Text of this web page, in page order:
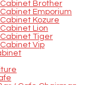
Cabinet Brother
Cabinet Emporium
Kozure
Lion
Cabinet Tiger
Vip